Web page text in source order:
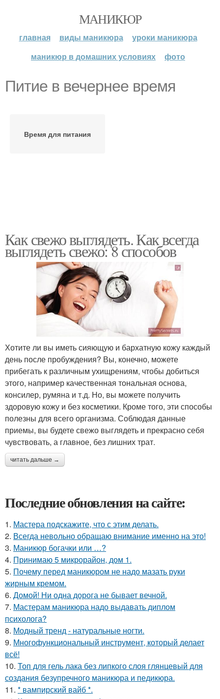
МАНИКЮР
главная виды маникюра
уроки маникюра
маникюр в домашних условиях
фото
Питие в вечернее время
Время для питания
Как свежо выглядеть. Как всегда
выглядеть свежо: 8 способов
Хотите ли вы иметь сияющую и бархатную кожу каждый
день после пробуждения? Вы, конечно, можете
прибегать к различным ухищрениям, чтобы добиться
этого, например качественная тональная основа,
консилер, румяна и т.д. Но, вы можете получить
здоровую кожу и без косметики. Кроме того, эти способы
полезны для всего организма. Соблюдая данные
приемы, вы будете свежо выглядеть и прекрасно себя
чувствовать, а главное, без лишних трат.
читать дальше →
Последние обновления на сайте:
1. Мастера подскажите, что с этим делать.
2. Всегда невольно обращаю внимание именно на это!
3. Маникюр богачки или …?
4. Принимаю 5 микрорайон, дом 1.
5. Почему перед маникюром не надо мазать руки
жирным кремом.
6. Домой! Ни одна дорога не бывает вечной.
7. Мастерам маникюра надо выдавать диплом
психолога?
8. Модный тренд - натуральные ногти.
9. Многофункциональный инструмент, который делает
всё!
10. Топ для гель лака без липкого слоя глянцевый для
создания безупречного маникюра и педикюра.
11. * вампирский вайб *.